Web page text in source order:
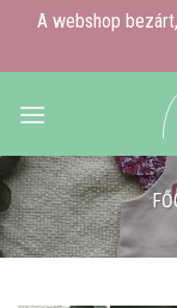
A webshop